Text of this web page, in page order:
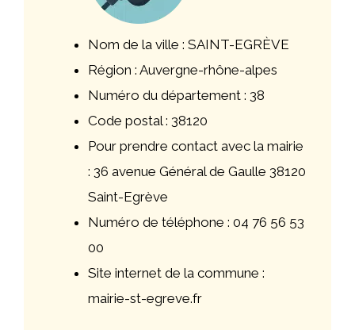
Nom de la ville : SAINT-EGRÈVE
Région : Auvergne-rhône-alpes
Numéro du département : 38
Code postal : 38120
Pour prendre contact avec la mairie
: 36 avenue Général de Gaulle 38120
Saint-Egrève
Numéro de téléphone : 04 76 56 53
00
Site internet de la commune :
mairie-st-egreve.fr